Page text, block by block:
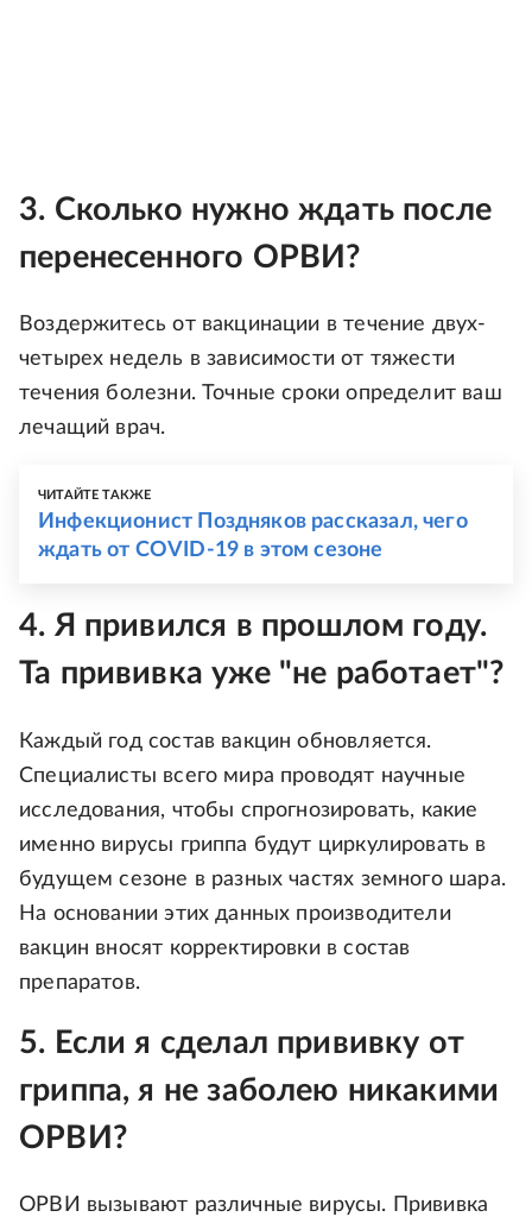
3. Сколько нужно ждать после
перенесенного ОРВИ?
Воздержитесь от вакцинации в течение двух-
четырех недель в зависимости от тяжести
течения болезни. Точные сроки определит ваш
лечащий врач.
ЧИТАЙТЕ ТАКЖЕ
Инфекционист Поздняков рассказал, чего
ждать от COVID-19 в этом сезоне
4. Я привился в прошлом году.
Та прививка уже "не работает"?
Каждый год состав вакцин обновляется.
Специалисты всего мира проводят научные
исследования, чтобы спрогнозировать, какие
именно вирусы гриппа будут циркулировать в
будущем сезоне в разных частях земного шара.
На основании этих данных производители
вакцин вносят корректировки в состав
препаратов.
5. Если я сделал прививку от
гриппа, я не заболею никакими
ОРВИ?
ОРВИ вызывают различные вирусы. Прививка